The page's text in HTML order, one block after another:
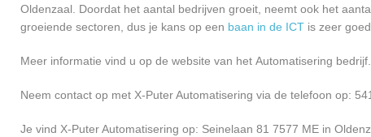
Oldenzaal. Doordat het aantal bedrijven groeit, neemt ook het
groeiende sectoren, dus je kans op een baan in de ICT is zeer
Meer informatie vind u op de website van het Automatisering bedrijf.
Neem contact op met X-Puter Automatisering via de telefoon op:
Je vind X-Puter Automatisering op: Seinelaan 81 7577 ME in